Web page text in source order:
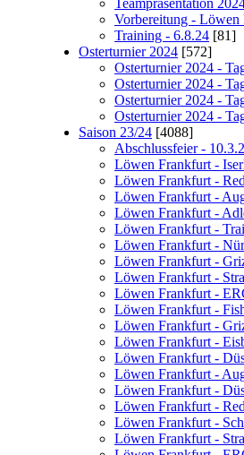
Teampräsentation
Vorbereitung -
Training - 6.8.24 [81]
Osterturnier 2024 [572]
Osterturnier 2024 -
Osterturnier 2024 -
Osterturnier 2024 -
Osterturnier 2024 -
Saison 23/24 [4088]
Abschlussfeier -
Löwen Frankfurt -
Löwen Frankfurt -
Löwen Frankfurt -
Löwen Frankfurt -
Löwen Frankfurt -
Löwen Frankfurt -
Löwen Frankfurt -
Löwen Frankfurt -
Löwen Frankfurt -
Löwen Frankfurt -
Löwen Frankfurt -
Löwen Frankfurt -
Löwen Frankfurt -
Löwen Frankfurt -
Löwen Frankfurt -
Löwen Frankfurt -
Löwen Frankfurt -
Löwen Frankfurt -